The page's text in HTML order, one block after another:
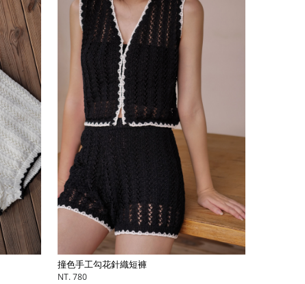
撞色手工勾花針織短褲
NT. 780